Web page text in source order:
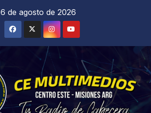
6 de agosto de 2026